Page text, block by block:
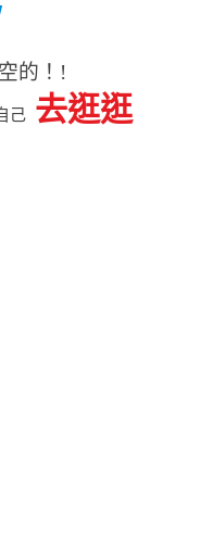
的！!
己 去逛逛